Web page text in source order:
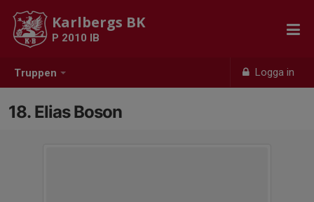
Truppen Logga in
Karlbergs BK
P 2010 IB
18. Elias Boson